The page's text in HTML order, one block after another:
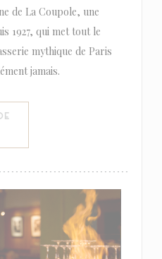
de La Coupole, une
1927, qui met tout le
mythique de Paris
jamais.